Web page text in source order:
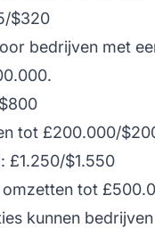
$320
bedrijven met
tot £200.000/
: £1.250/$1.550
tot
kunnen